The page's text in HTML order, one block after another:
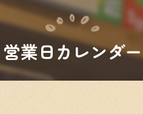
営業日カレンダー